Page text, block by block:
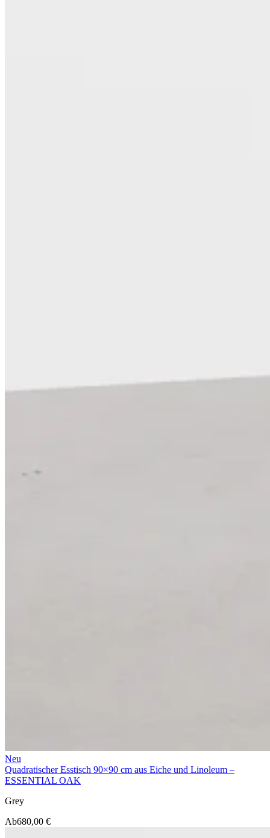
Neu
Quadratischer Esstisch 90×90 cm aus Eiche und Linoleum –
ESSENTIAL OAK
Grey
Ab680,00 €